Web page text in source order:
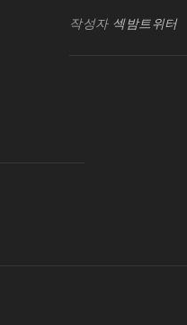
빈
작성자 섹밤트위터